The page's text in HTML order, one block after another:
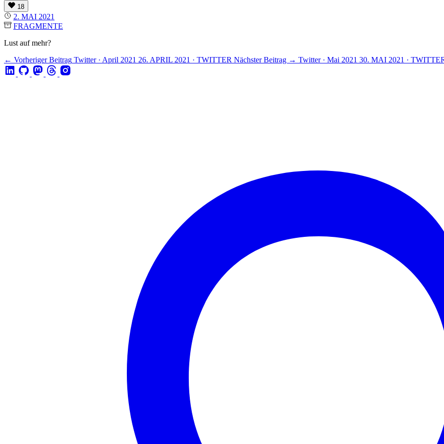
18
2. MAI 2021
FRAGMENTE
Lust auf mehr?
← Vorheriger Beitrag Twitter · April 2021 26. APRIL 2021 · TWITTER Nächster Beitrag → Twitter · Mai 2021 30. MAI 2021 ·